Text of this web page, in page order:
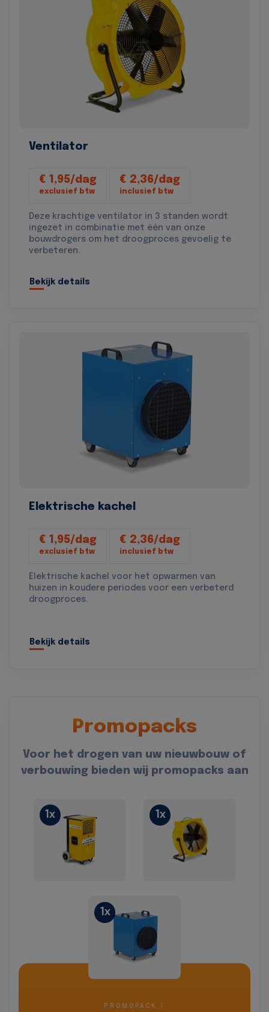
Ventilator
€ 1,95/dag
exclusief btw
€ 2,36/dag
inclusief btw
Deze krachtige ventilator in 3 standen wordt
ingezet in combinatie met één van onze
bouwdrogers om het droogproces gevoelig te
verbeteren.
Bekijk details
Elektrische kachel
€ 1,95/dag
exclusief btw
€ 2,36/dag
inclusief btw
Elektrische kachel voor het opwarmen van
huizen in koudere periodes voor een verbeterd
droogproces.
Bekijk details
Promopacks
Voor het drogen van uw nieuwbouw of
verbouwing bieden wij promopacks aan
1x 1x
1x
PROMOPACK 1